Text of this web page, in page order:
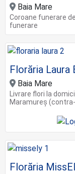
Baia Mare
Coroane funerare
funerare
Florăria Laura
Baia Mare
Livrare flori la
Maramureș
Florăria